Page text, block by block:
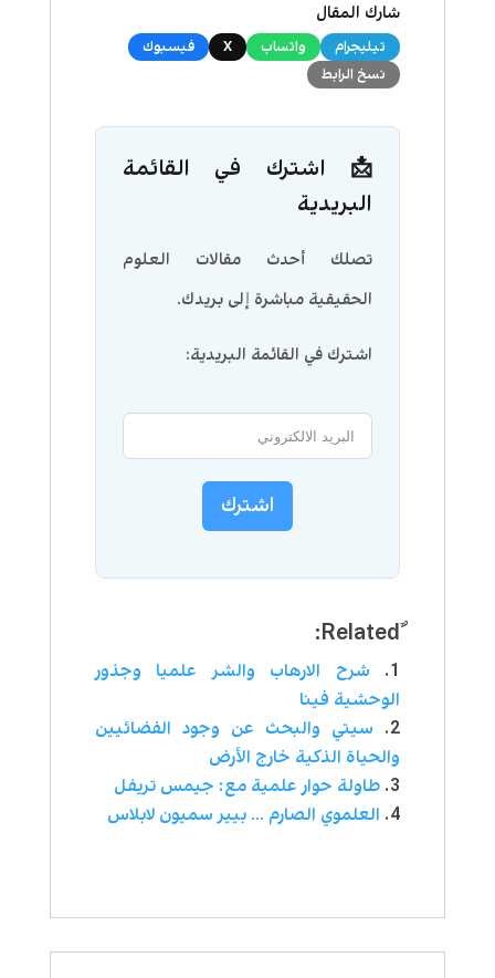
شارك المقال
تيليجرام واتساب X
فيسبوك
نسخ الرابط
📩 اشترك في القائمة
البريدية
تصلك أحدث مقالات العلوم
الحقيقية مباشرة إلى بريدك.
اشترك في القائمة البريدية:
اشترك
ٌRelated:
شرح الارهاب والشر علميا وجذور
الوحشية فينا
سيتي والبحث عن وجود الفضائيين
والحياة الذكية خارج الأرض
طاولة حوار علمية مع: جيمس تريفل
العلموي الصارم … بيير سميون لابلاس